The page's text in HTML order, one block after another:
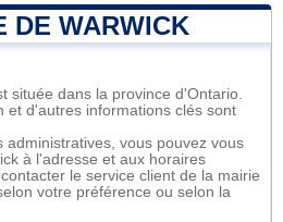
DE WARWICK
située dans la province d'Ontario.
et d'autres informations clés sont
administratives, vous pouvez vous
à l'adresse et aux horaires
le service client de la mairie
votre préférence ou selon la